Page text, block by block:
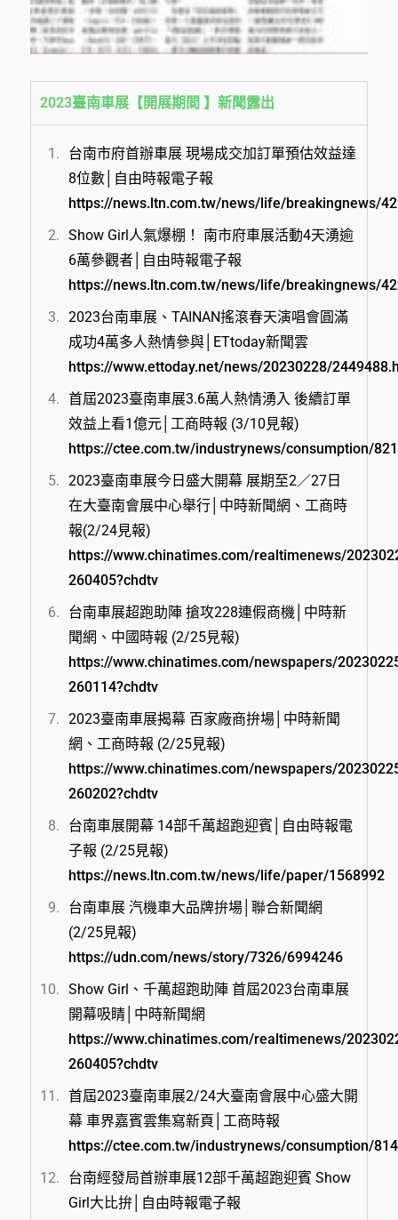
2023臺南車展【開展期間 】新聞露出
台南市府首辦車展 現場成交加訂單預估效益達
8位數│自由時報電子報
https://news.ltn.com.tw/news/life/breakingnews/
Show Girl人氣爆棚！ 南市府車展活動4天湧逾
6萬參觀者│自由時報電子報
https://news.ltn.com.tw/news/life/breakingnews/
2023台南車展、TAINAN搖滾春天演唱會圓滿
成功4萬多人熱情參與│ETtoday新聞雲
https://www.ettoday.net/news/20230228/
首屆2023臺南車展3.6萬人熱情湧入 後續訂單
效益上看1億元│工商時報 (3/10見報)
https://ctee.com.tw/industrynews/consumption/
2023臺南車展今日盛大開幕 展期至2／27日
在大臺南會展中心舉行│中時新聞網、工商時
報(2/24見報)
https://www.chinatimes.com/realtimenews/
260405?chdtv
台南車展超跑助陣 搶攻228連假商機│中時新
聞網、中國時報 (2/25見報)
https://www.chinatimes.com/newspapers/
260114?chdtv
2023臺南車展揭幕 百家廠商拚場│中時新聞
網、工商時報 (2/25見報)
https://www.chinatimes.com/newspapers/
260202?chdtv
台南車展開幕 14部千萬超跑迎賓│自由時報電
子報 (2/25見報)
https://news.ltn.com.tw/news/life/paper/1568992
台南車展 汽機車大品牌拚場│聯合新聞網
(2/25見報)
https://udn.com/news/story/7326/6994246
Show Girl、千萬超跑助陣 首屆2023台南車展
開幕吸睛│中時新聞網
https://www.chinatimes.com/realtimenews/
260405?chdtv
首屆2023臺南車展2/24大臺南會展中心盛大開
幕 車界嘉賓雲集寫新頁│工商時報
https://ctee.com.tw/industrynews/consumption/
台南經發局首辦車展12部千萬超跑迎賓 Show
Girl大比拚│自由時報電子報